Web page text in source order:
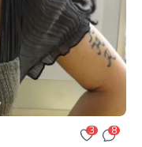
3 8